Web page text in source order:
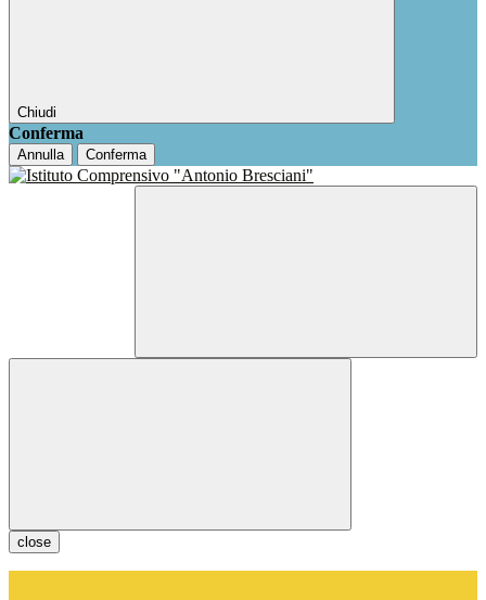
Chiudi
Conferma
Annulla Conferma
close